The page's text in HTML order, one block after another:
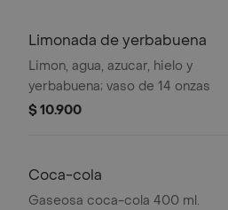
Limonada de yerbabuena
Limon, agua, azucar, hielo y
yerbabuena; vaso de 14 onzas
$ 10.900
Coca-cola
Gaseosa coca-cola 400 ml.